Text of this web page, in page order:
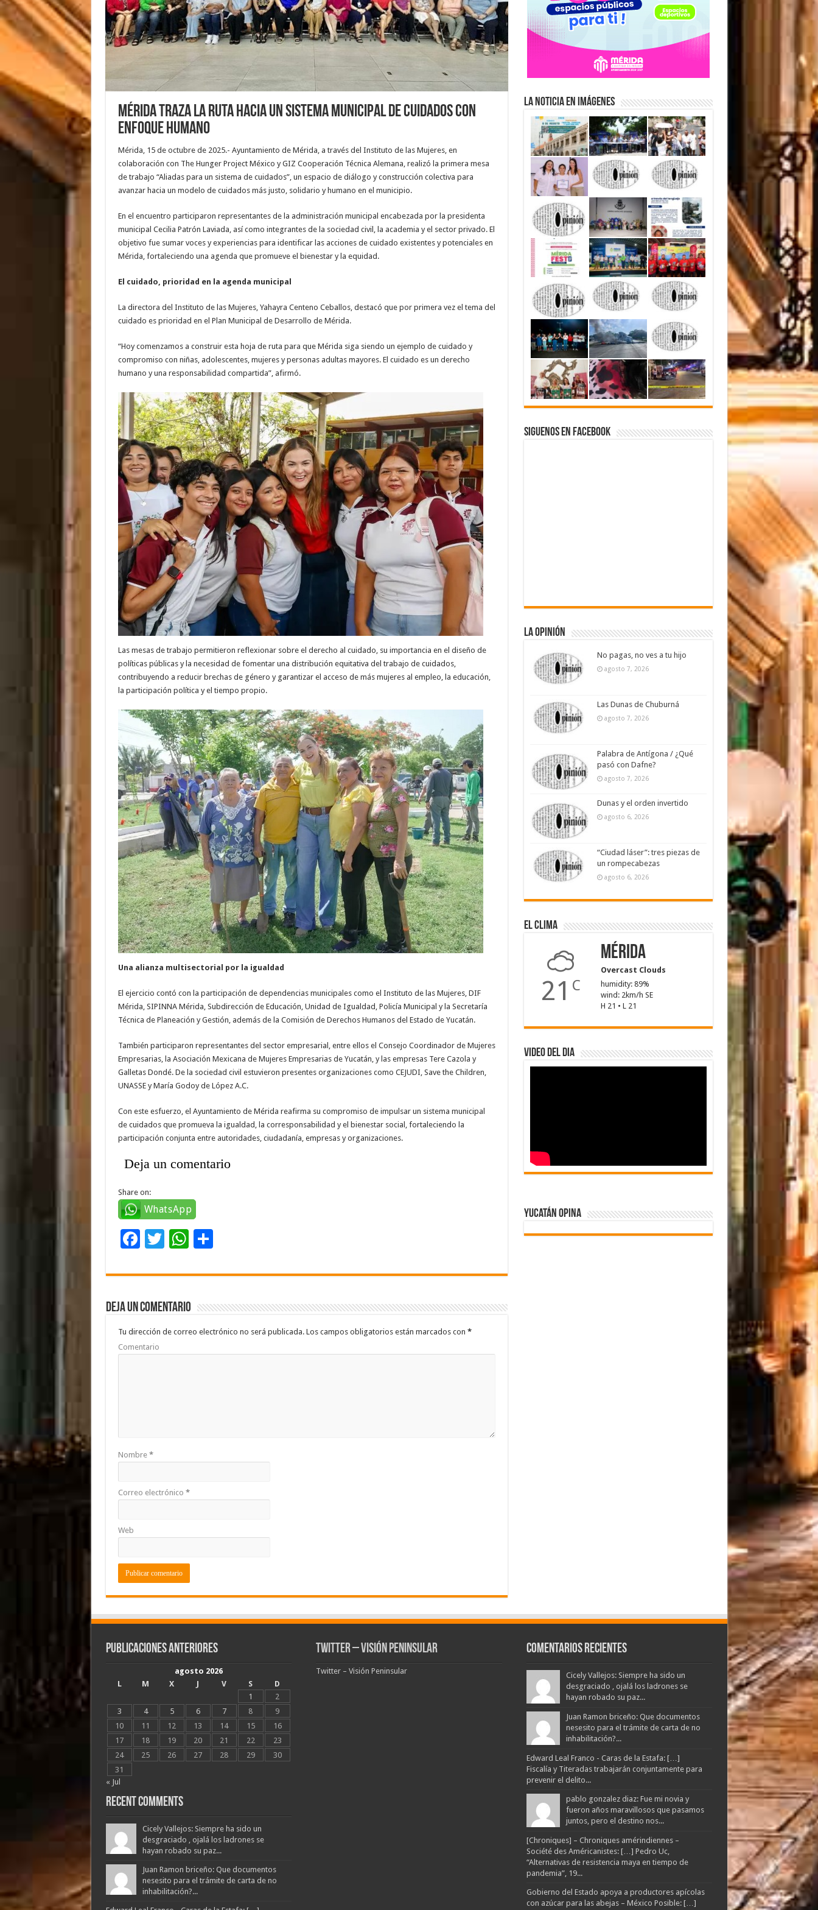
Mérida traza la ruta hacia un sistema municipal de cuidados con
enfoque humano
Mérida, 15 de octubre de 2025.- Ayuntamiento de Mérida, a través del Instituto de las Mujeres, en
colaboración con The Hunger Project México y GIZ Cooperación Técnica Alemana, realizó la primera mesa
de trabajo “Aliadas para un sistema de cuidados”, un espacio de diálogo y construcción colectiva para
avanzar hacia un modelo de cuidados más justo, solidario y humano en el municipio.
En el encuentro participaron representantes de la administración municipal encabezada por la presidenta
municipal Cecilia Patrón Laviada, así como integrantes de la sociedad civil, la academia y el sector privado. El
objetivo fue sumar voces y experiencias para identificar las acciones de cuidado existentes y potenciales en
Mérida, fortaleciendo una agenda que promueve el bienestar y la equidad.
El cuidado, prioridad en la agenda municipal
La directora del Instituto de las Mujeres, Yahayra Centeno Ceballos, destacó que por primera vez el tema del
cuidado es prioridad en el Plan Municipal de Desarrollo de Mérida.
“Hoy comenzamos a construir esta hoja de ruta para que Mérida siga siendo un ejemplo de cuidado y
compromiso con niñas, adolescentes, mujeres y personas adultas mayores. El cuidado es un derecho
humano y una responsabilidad compartida”, afirmó.
Las mesas de trabajo permitieron reflexionar sobre el derecho al cuidado, su importancia en el diseño de
políticas públicas y la necesidad de fomentar una distribución equitativa del trabajo de cuidados,
contribuyendo a reducir brechas de género y garantizar el acceso de más mujeres al empleo, la educación,
la participación política y el tiempo propio.
Una alianza multisectorial por la igualdad
El ejercicio contó con la participación de dependencias municipales como el Instituto de las Mujeres, DIF
Mérida, SIPINNA Mérida, Subdirección de Educación, Unidad de Igualdad, Policía Municipal y la Secretaría
Técnica de Planeación y Gestión, además de la Comisión de Derechos Humanos del Estado de Yucatán.
También participaron representantes del sector empresarial, entre ellos el Consejo Coordinador de Mujeres
Empresarias, la Asociación Mexicana de Mujeres Empresarias de Yucatán, y las empresas Tere Cazola y
Galletas Dondé. De la sociedad civil estuvieron presentes organizaciones como CEJUDI, Save the Children,
UNASSE y María Godoy de López A.C.
Con este esfuerzo, el Ayuntamiento de Mérida reafirma su compromiso de impulsar un sistema municipal
de cuidados que promueva la igualdad, la corresponsabilidad y el bienestar social, fortaleciendo la
participación conjunta entre autoridades, ciudadanía, empresas y organizaciones.
Deja un comentario
Share on:
WhatsApp
F
e
b
o
o
k
T
tt
er
W
at
sA
p
p
C
m
ar
ti
r
Deja un comentario
Tu dirección de correo electrónico no será publicada.Los campos obligatorios están marcados con *
Comentario
Nombre *
Correo electrónico *
Web
La Noticia en Imágenes
Siguenos en Facebook
La Opinión
No pagas, no ves a tu hijo
agosto 7, 2026
Las Dunas de Chuburná
agosto 7, 2026
Palabra de Antígona / ¿Qué
pasó con Dafne?
agosto 7, 2026
Dunas y el orden invertido
agosto 6, 2026
“Ciudad láser”: tres piezas de
un rompecabezas
agosto 6, 2026
El Clima
21 C
Mérida
Overcast Clouds
humidity: 89%
wind: 2km/h SE
H 21 • L 21
Video del dia
Yucatán Opina
Publicaciones Anteriores
agosto 2026
L
M X J V S
D
1
2
3
4 5 6 7 8
9
10
11 12 13 14 15
16
17
18 19 20 21 22
23
24
25 26 27 28 29
30
31
« Jul
Recent Comments
Cicely Vallejos: Siempre ha sido un
desgraciado , ojalá los ladrones se
hayan robado su paz...
Juan Ramon briceño: Que documentos
nesesito para el trámite de carta de no
inhabilitación?...
Twitter – Visión Peninsular
Twitter – Visión Peninsular
Comentarios Recientes
Cicely Vallejos: Siempre ha sido un
desgraciado , ojalá los ladrones se
hayan robado su paz...
Juan Ramon briceño: Que documentos
nesesito para el trámite de carta de no
inhabilitación?...
Edward Leal Franco - Caras de la Estafa: […]
Fiscalía y Titeradas trabajarán conjuntamente para
prevenir el delito...
pablo gonzalez diaz: Fue mi novia y
fueron años maravillosos que pasamos
juntos, pero el destino nos...
[Chroniques] – Chroniques amérindiennes –
Société des Américanistes: […] Pedro Uc,
“Alternativas de resistencia maya en tiempo de
pandemia”, 19...
Gobierno del Estado apoya a productores apícolas
con azúcar para las abejas – México Posible: […]